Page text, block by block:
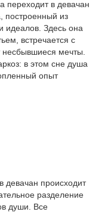
переходит в девачан
построенный из
идеалов. Здесь она
встречается с
мечты.
в этом сне душа
опыт
девачан происходит
разделение
души. Все